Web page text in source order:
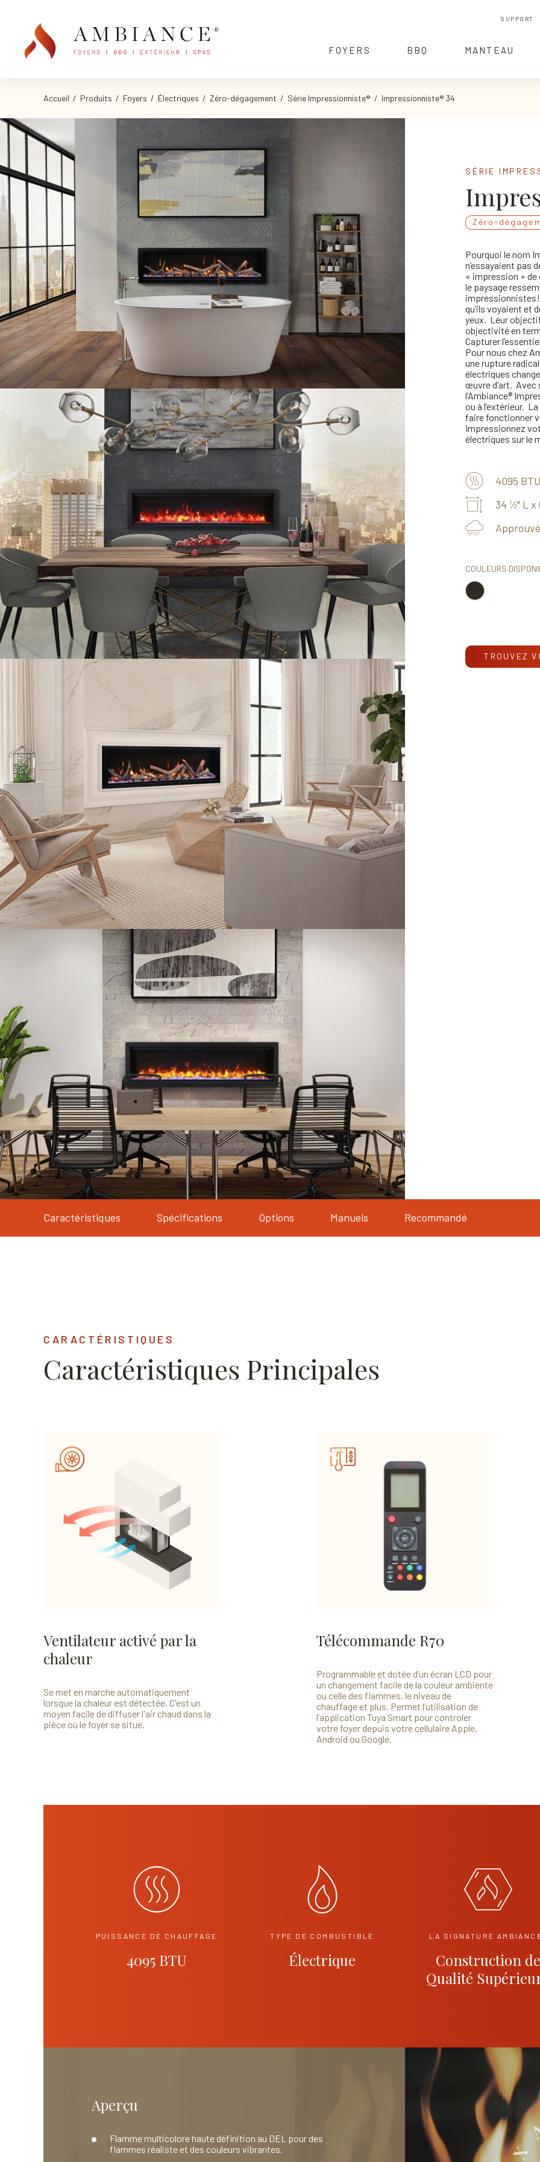
SUPPORT
FOYERS BBQ MANTEAU
Accueil / Produits / Foyers / Électriques / Zéro-dégagement / Série Impressionniste® / Impressionniste® 34
SÉRIE
Zéro-
Pourquoi le nom
n’essayaient pas
« impression » de
le paysage
impressionnistes!
qu’ils voyaient et
yeux. Leur
objectivité en
Capturer l’essentiel.
Pour nous chez
une rupture
électriques
œuvre d’art. Avec
l’Ambiance®
ou à l’extérieur.
faire fonctionner
Impressionnez
électriques sur le
4095 BTU
34 1⁄2" L x
COULEURS
TROUVEZ
Caractéristiques Spécifications Options Manuels Recommandé
CARACTÉRISTIQUES
Caractéristiques Principales
Ventilateur activé par la
chaleur
Se met en marche automatiquement
lorsque la chaleur est détectée. C'est un
moyen facile de diffuser l'air chaud dans la
pièce où le foyer se situe.
Télécommande R70
Programmable et dotée d’un écran LCD pour
un changement facile de la couleur ambiente
ou celle des flammes, le niveau de
chauffage et plus. Permet l’utilisation de
l’application Tuya Smart pour controler
votre foyer depuis votre cellulaire Apple,
Android ou Google.
PUISSANCE DE CHAUFFAGE
4095 BTU
TYPE DE COMBUSTIBLE
Électrique
LA SIGNATURE
Construction de
Qualité
Aperçu
Flamme multicolore haute définition au DEL pour des
flammes réaliste et des couleurs vibrantes.